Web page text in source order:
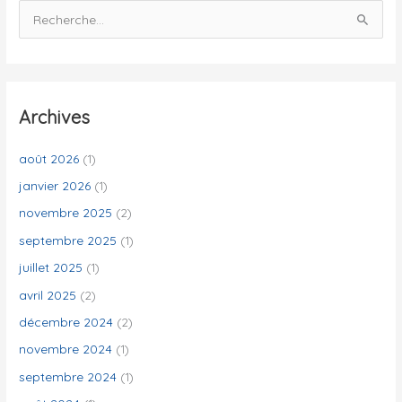
e
e
c
h
:
Archives
août 2026 (1)
janvier 2026 (1)
novembre 2025 (2)
septembre 2025 (1)
juillet 2025 (1)
avril 2025 (2)
décembre 2024 (2)
novembre 2024 (1)
septembre 2024 (1)